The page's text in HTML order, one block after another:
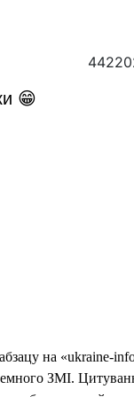
😁
на «ukraine-
ЗМІ.